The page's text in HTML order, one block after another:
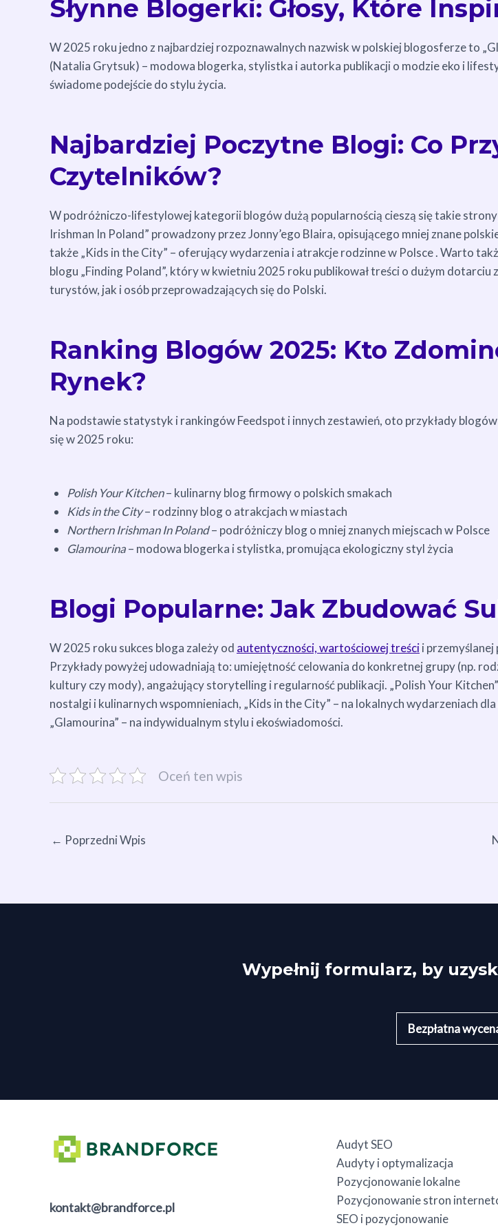
Słynne Blogerki: Głosy, Które
W 2025 roku jedno z najbardziej rozpoznawalnych nazwisk w polskiej blogosferze to
(Natalia Grytsuk) – modowa blogerka, stylistka i autorka publikacji o modzie eko i
świadome podejście do stylu życia.
Najbardziej Poczytne Blogi: Co
Czytelników?
W podróżniczo-lifestylowej kategorii blogów dużą popularnością cieszą się takie
Irishman In Poland” prowadzony przez Jonny’ego Blaira, opisującego mniej znane
także „Kids in the City” – oferujący wydarzenia i atrakcje rodzinne w Polsce . Warto
blogu „Finding Poland”, który w kwietniu 2025 roku publikował treści o dużym dotarciu
turystów, jak i osób przeprowadzających się do Polski.
Ranking Blogów 2025: Kto
Rynek?
Na podstawie statystyk i rankingów Feedspot i innych zestawień, oto przykłady
się w 2025 roku:
Polish Your Kitchen– kulinarny blog firmowy o polskich smakach
Kids in the City– rodzinny blog o atrakcjach w miastach
Northern Irishman In Poland– podróżniczy blog o mniej znanych miejscach w Polsce
Glamourina– modowa blogerka i stylistka, promująca ekologiczny styl życia
Blogi Popularne: Jak Zbudować
W 2025 roku sukces bloga zależy od autentyczności, wartościowej treścii przemyślanej
Przykłady powyżej udowadniają to: umiejętność celowania do konkretnej grupy (np.
kultury czy mody), angażujący storytelling i regularność publikacji. „Polish Your
nostalgi i kulinarnych wspomnieniach, „Kids in the City” – na lokalnych wydarzeniach
„Glamourina” – na indywidualnym stylu i ekoświadomości.
Oceń ten wpis
← Poprzedni Wpis
Wypełnij formularz, by
Bezpłatna
kontakt@brandforce.pl
Audyt SEO
Audyty i optymalizacja
Pozycjonowanie lokalne
Pozycjonowanie stron
SEO i pozycjonowanie